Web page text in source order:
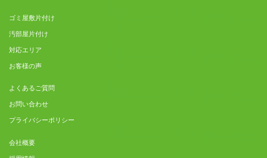
ゴミ屋敷片付け
汚部屋片付け
対応エリア
お客様の声
よくあるご質問
お問い合わせ
プライバシーポリシー
会社概要